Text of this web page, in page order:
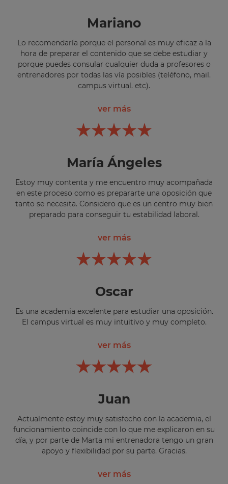
Mariano
Lo recomendaría porque el personal es muy eficaz a la
hora de preparar el contenido que se debe estudiar y
porque puedes consular cualquier duda a profesores o
entrenadores por todas las vía posibles (teléfono, mail.
campus virtual. etc).
ver más
María Ángeles
Estoy muy contenta y me encuentro muy acompañada
en este proceso como es prepararte una oposición que
tanto se necesita. Considero que es un centro muy bien
preparado para conseguir tu estabilidad laboral.
ver más
Oscar
Es una academia excelente para estudiar una oposición.
El campus virtual es muy intuitivo y muy completo.
ver más
Juan
Actualmente estoy muy satisfecho con la academia, el
funcionamiento coincide con lo que me explicaron en su
día, y por parte de Marta mi entrenadora tengo un gran
apoyo y flexibilidad por su parte. Gracias.
ver más